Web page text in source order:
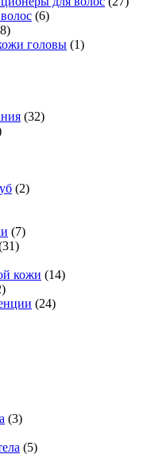
(6)
головы (1)
(32)
(2)
(7)
кожи (14)
(24)
(3)
(5)